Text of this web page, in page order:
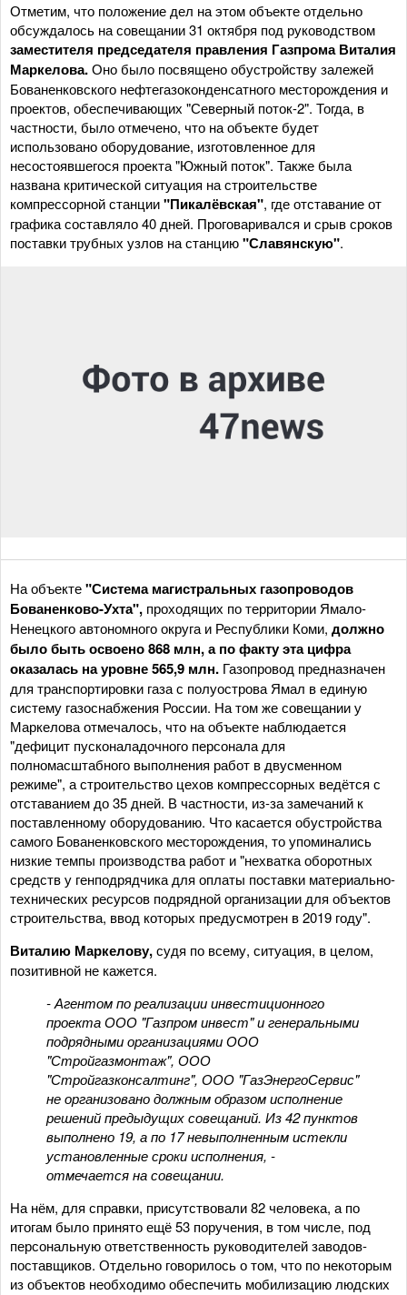
Отметим, что положение дел на этом объекте отдельно
обсуждалось на совещании 31 октября под руководством
заместителя председателя правления Газпрома Виталия
Маркелова.Оно было посвящено обустройству залежей
Бованенковского нефтегазоконденсатного месторождения и
проектов, обеспечивающих "Северный поток-2". Тогда, в
частности, было отмечено, что на объекте будет
использовано оборудование, изготовленное для
несостоявшегося проекта "Южный поток". Также была
названа критической ситуация на строительстве
компрессорной станции"Пикалёвская", где отставание от
графика составляло 40 дней. Проговаривался и срыв сроков
поставки трубных узлов на станцию"Славянскую".
На объекте"Система магистральных газопроводов
Бованенково-Ухта", проходящих по территории Ямало-
Ненецкого автономного округа и Республики Коми, должно
было быть освоено 868 млн, а по факту эта цифра
оказалась на уровне 565,9 млн. Газопровод предназначен
для транспортировки газа с полуострова Ямал в единую
систему газоснабжения России. На том же совещании у
Маркелова отмечалось, что на объекте наблюдается
"дефицит пусконаладочного персонала для
полномасштабного выполнения работ в двусменном
режиме", а строительство цехов компрессорных ведётся с
отставанием до 35 дней. В частности, из-за замечаний к
поставленному оборудованию. Что касается обустройства
самого Бованенковского месторождения, то упоминались
низкие темпы производства работ и "нехватка оборотных
средств у генподрядчика для оплаты поставки материально-
технических ресурсов подрядной организации для объектов
строительства, ввод которых предусмотрен в 2019 году".
Виталию Маркелову,судя по всему, ситуация, в целом,
позитивной не кажется.
- Агентом по реализации инвестиционного
проекта ООО "Газпром инвест" и генеральными
подрядными организациями ООО
"Стройгазмонтаж", ООО
"Стройгазконсалтинг", ООО "ГазЭнергоСервис"
не организовано должным образом исполнение
решений предыдущих совещаний. Из 42 пунктов
выполнено 19, а по 17 невыполненным истекли
установленные сроки исполнения, -
отмечается на совещании.
На нём, для справки, присутствовали 82 человека, а по
итогам было принято ещё 53 поручения, в том числе, под
персональную ответственность руководителей заводов-
поставщиков. Отдельно говорилось о том, что по некоторым
из объектов необходимо обеспечить мобилизацию людских